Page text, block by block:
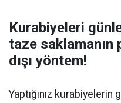
Kurabiyeleri
taze saklamanın
dışı yöntem!
Yaptığınız kurabiyelerin